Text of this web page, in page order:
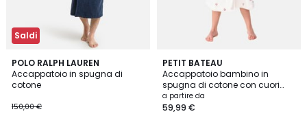
Saldi
POLO RALPH LAUREN
Accappatoio in spugna di
cotone
150,00 €
4,7
/ 5
PETIT BATEAU
Accappatoio bambino in
spugna di cotone con cuori
ricamati
a partire da
59,99 €